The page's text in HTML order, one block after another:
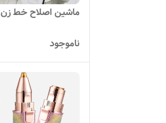
ماشین اصلاح خط زن Vintage T9
ناموجود